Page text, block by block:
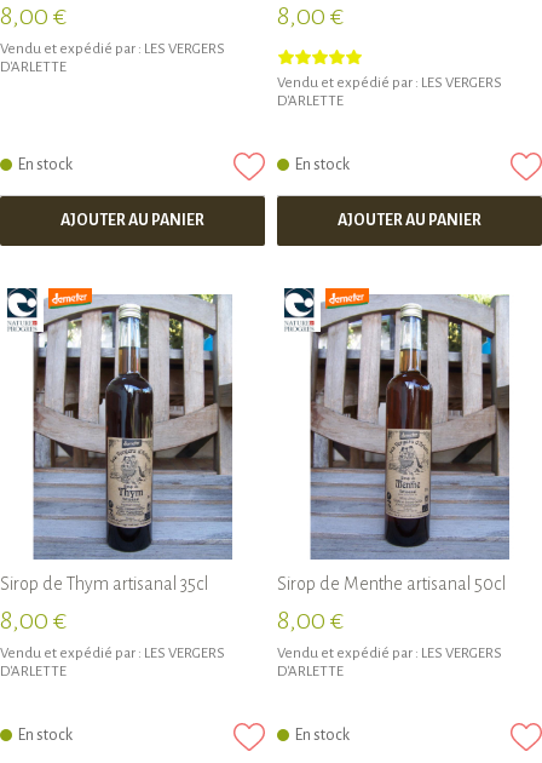
8,00 €
Vendu et expédié par : LES VERGERS
D'ARLETTE
En stock
AJOUTER AU PANIER
8,00 €
Vendu et expédié par : LES VERGERS
D'ARLETTE
En stock
AJOUTER AU PANIER
Sirop de Thym artisanal 35cl
8,00 €
Vendu et expédié par : LES VERGERS
D'ARLETTE
En stock
Sirop de Menthe artisanal 50cl
8,00 €
Vendu et expédié par : LES VERGERS
D'ARLETTE
En stock